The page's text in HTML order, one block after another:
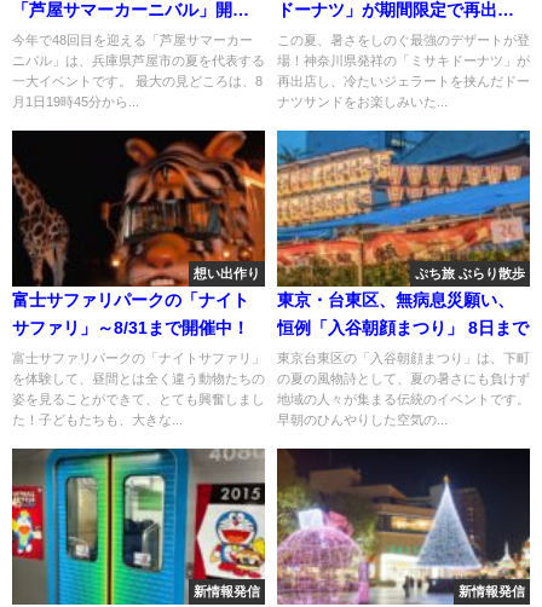
「芦屋サマーカーニバル」開
催！8月1日
今年で48回目を迎える「芦屋サマーカー
ニバル」は、兵庫県芦屋市の夏を代表する
一大イベントです。 最大の見どころは、8
月1日19時45分から...
ドーナツ」が期間限定で再出
店！
この夏、暑さをしのぐ最強のデザートが登
場！神奈川県発祥の「ミサキドーナツ」が
再出店し、冷たいジェラートを挟んだドー
ナツサンドをお楽しみいた...
想い出作り
富士サファリパークの「ナイト
サファリ」～8/31まで開催中！
富士サファリパークの「ナイトサファリ」
を体験して、昼間とは全く違う動物たちの
姿を見ることができて、とても興奮しまし
た！子どもたちも、大きな...
ぷち旅 ぶらり散歩
東京・台東区、無病息災願い、
恒例「入谷朝顔まつり」 8日まで
東京台東区の「入谷朝顔まつり」は、下町
の夏の風物詩として、夏の暑さにも負けず
地域の人々が集まる伝統のイベントです。
早朝のひんやりした空気の...
新情報発信 新情報発信